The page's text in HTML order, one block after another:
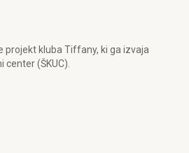
projekt kluba Tiffany, ki ga izvaja
(ŠKUC).